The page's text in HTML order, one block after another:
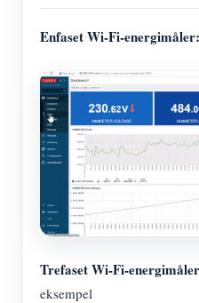
Enfaset Wi-Fi-energimåler:
Trefaset Wi-Fi-
eksempel